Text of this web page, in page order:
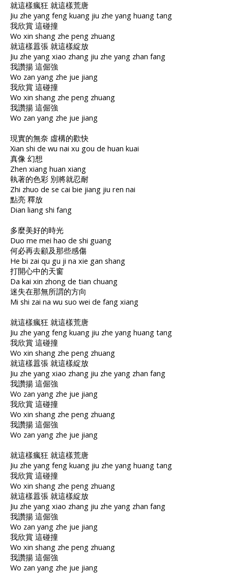
就這樣瘋狂 就這樣荒唐
Jiu zhe yang feng kuang jiu zhe yang huang tang
我欣賞 這碰撞
Wo xin shang zhe peng zhuang
就這樣囂張 就這樣綻放
Jiu zhe yang xiao zhang jiu zhe yang zhan fang
我讚揚 這倔強
Wo zan yang zhe jue jiang
我欣賞 這碰撞
Wo xin shang zhe peng zhuang
我讚揚 這倔強
Wo zan yang zhe jue jiang
現實的無奈 虛構的歡快
Xian shi de wu nai xu gou de huan kuai
真像 幻想
Zhen xiang huan xiang
執著的色彩 別將就忍耐
Zhi zhuo de se cai bie jiang jiu ren nai
點亮 釋放
Dian liang shi fang
多麼美好的時光
Duo me mei hao de shi guang
何必再去顧及那些感傷
He bi zai qu gu ji na xie gan shang
打開心中的天窗
Da kai xin zhong de tian chuang
迷失在那無所謂的方向
Mi shi zai na wu suo wei de fang xiang
就這樣瘋狂 就這樣荒唐
Jiu zhe yang feng kuang jiu zhe yang huang tang
我欣賞 這碰撞
Wo xin shang zhe peng zhuang
就這樣囂張 就這樣綻放
Jiu zhe yang xiao zhang jiu zhe yang zhan fang
我讚揚 這倔強
Wo zan yang zhe jue jiang
我欣賞 這碰撞
Wo xin shang zhe peng zhuang
我讚揚 這倔強
Wo zan yang zhe jue jiang
就這樣瘋狂 就這樣荒唐
Jiu zhe yang feng kuang jiu zhe yang huang tang
我欣賞 這碰撞
Wo xin shang zhe peng zhuang
就這樣囂張 就這樣綻放
Jiu zhe yang xiao zhang jiu zhe yang zhan fang
我讚揚 這倔強
Wo zan yang zhe jue jiang
我欣賞 這碰撞
Wo xin shang zhe peng zhuang
我讚揚 這倔強
Wo zan yang zhe jue jiang